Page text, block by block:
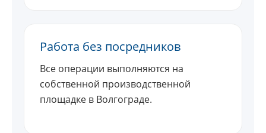
Работа без посредников
Все операции выполняются на
собственной производственной
площадке в Волгограде.